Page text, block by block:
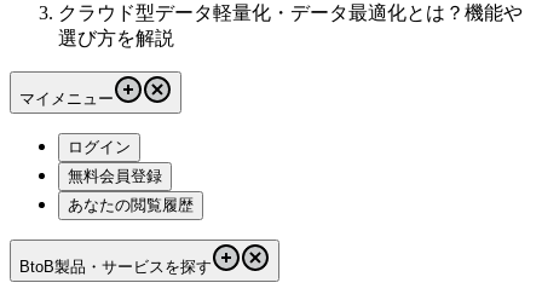
クラウド型データ軽量化・データ最適化とは？機能や
選び方を解説
マイメニュー
ログイン
無料会員登録
あなたの閲覧履歴
BtoB製品・サービスを探す